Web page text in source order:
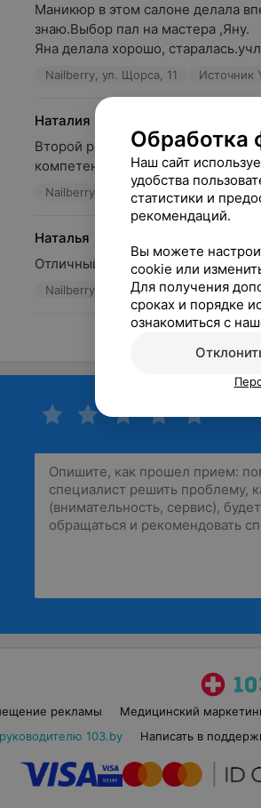
Маникюр в этом салоне делала
знаю.Выбор пал на мастера ,Яну.
Яна делала хорошо,
Nailberry, ул. Щорса, 11 Источник
Наталия
Второй раз у Яны. Очень
компетентный мастер.
Nailberry, ул. Щорса, 11 Источник
Наталья
Отличный мастер.
Nailberry, ул. Щорса, 11 Источник
рекламы Медицинский
103.by
Написать в
Обработка
Наш сайт
удобства
статистики и
рекомендаций.
Вы можете
cookie или
Для получения
сроках и порядке
ознакомиться с